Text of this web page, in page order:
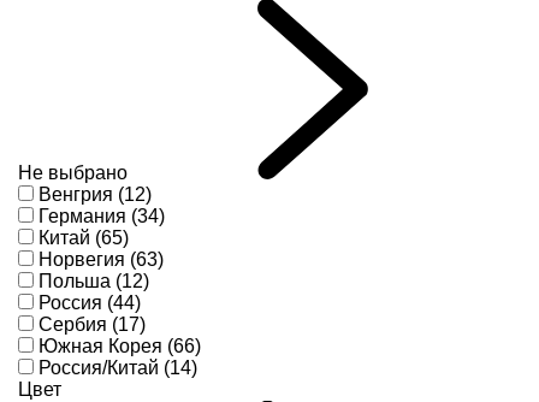
Не выбрано
Венгрия (12)
Германия (34)
Китай (65)
Норвегия (63)
Польша (12)
Россия (44)
Сербия (17)
Южная Корея (66)
Россия/Китай (14)
Цвет